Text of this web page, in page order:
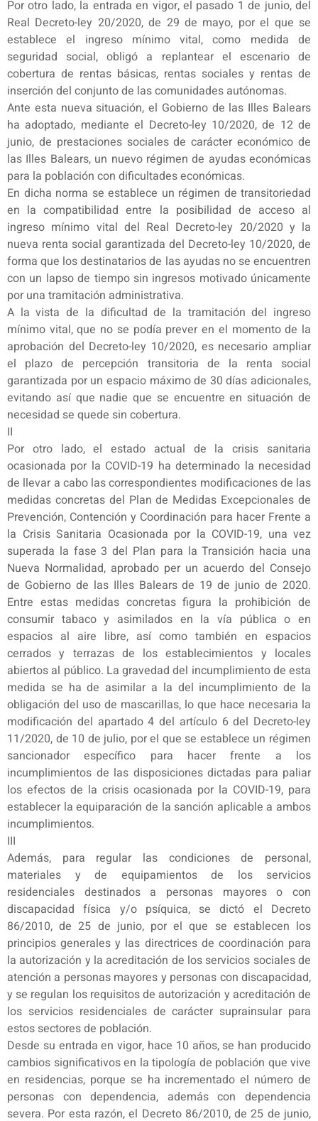
Por otro lado, la entrada en vigor, el pasado 1 de junio, del
Real Decreto-ley 20/2020, de 29 de mayo, por el que se
establece el ingreso mínimo vital, como medida de
seguridad social, obligó a replantear el escenario de
cobertura de rentas básicas, rentas sociales y rentas de
inserción del conjunto de las comunidades autónomas.
Ante esta nueva situación, el Gobierno de las Illes Balears
ha adoptado, mediante el Decreto-ley 10/2020, de 12 de
junio, de prestaciones sociales de carácter económico de
las Illes Balears, un nuevo régimen de ayudas económicas
para la población con dificultades económicas.
En dicha norma se establece un régimen de transitoriedad
en la compatibilidad entre la posibilidad de acceso al
ingreso mínimo vital del Real Decreto-ley 20/2020 y la
nueva renta social garantizada del Decreto-ley 10/2020, de
forma que los destinatarios de las ayudas no se encuentren
con un lapso de tiempo sin ingresos motivado únicamente
por una tramitación administrativa.
A la vista de la dificultad de la tramitación del ingreso
mínimo vital, que no se podía prever en el momento de la
aprobación del Decreto-ley 10/2020, es necesario ampliar
el plazo de percepción transitoria de la renta social
garantizada por un espacio máximo de 30 días adicionales,
evitando así que nadie que se encuentre en situación de
necesidad se quede sin cobertura.
II
Por otro lado, el estado actual de la crisis sanitaria
ocasionada por la COVID-19 ha determinado la necesidad
de llevar a cabo las correspondientes modificaciones de las
medidas concretas del Plan de Medidas Excepcionales de
Prevención, Contención y Coordinación para hacer Frente a
la Crisis Sanitaria Ocasionada por la COVID-19, una vez
superada la fase 3 del Plan para la Transición hacia una
Nueva Normalidad, aprobado per un acuerdo del Consejo
de Gobierno de las Illes Balears de 19 de junio de 2020.
Entre estas medidas concretas figura la prohibición de
consumir tabaco y asimilados en la vía pública o en
espacios al aire libre, así como también en espacios
cerrados y terrazas de los establecimientos y locales
abiertos al público. La gravedad del incumplimiento de esta
medida se ha de asimilar a la del incumplimiento de la
obligación del uso de mascarillas, lo que hace necesaria la
modificación del apartado 4 del artículo 6 del Decreto-ley
11/2020, de 10 de julio, por el que se establece un régimen
sancionador específico para hacer frente a los
incumplimientos de las disposiciones dictadas para paliar
los efectos de la crisis ocasionada por la COVID-19, para
establecer la equiparación de la sanción aplicable a ambos
incumplimientos.
III
Además, para regular las condiciones de personal,
materiales y de equipamientos de los servicios
residenciales destinados a personas mayores o con
discapacidad física y/o psíquica, se dictó el Decreto
86/2010, de 25 de junio, por el que se establecen los
principios generales y las directrices de coordinación para
la autorización y la acreditación de los servicios sociales de
atención a personas mayores y personas con discapacidad,
y se regulan los requisitos de autorización y acreditación de
los servicios residenciales de carácter suprainsular para
estos sectores de población.
Desde su entrada en vigor, hace 10 años, se han producido
cambios significativos en la tipología de población que vive
en residencias, porque se ha incrementado el número de
personas con dependencia, además con dependencia
severa. Por esta razón, el Decreto 86/2010, de 25 de junio,